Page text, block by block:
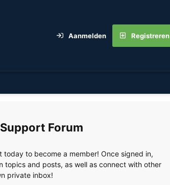
Aanmelden Registreren
Forum
to become a member! Once signed in,
and posts, as well as connect with other
private inbox!